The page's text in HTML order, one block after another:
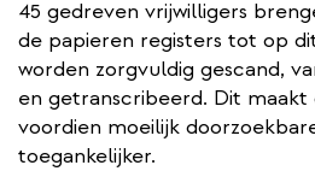
45 gedreven vrijwilligers
de papieren registers tot op
worden zorgvuldig gescand,
en getranscribeerd. Dit maakt
voordien moeilijk
toegankelijker.